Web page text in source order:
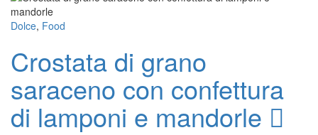
Dolce, Food
Crostata di grano
saraceno con confettura
di lamponi e mandorle